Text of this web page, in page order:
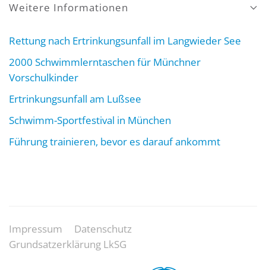
Weitere Informationen
Rettung nach Ertrinkungsunfall im Langwieder See
2000 Schwimmlerntaschen für Münchner
Vorschulkinder
Ertrinkungsunfall am Lußsee
Schwimm-Sportfestival in München
Führung trainieren, bevor es darauf ankommt
Impressum
Datenschutz
Grundsatzerklärung LkSG